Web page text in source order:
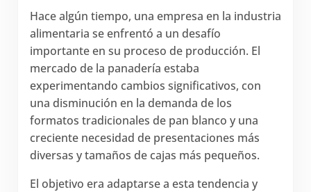
Hace algún tiempo, una empresa en la industria
alimentaria se enfrentó a un desafío
importante en su proceso de producción. El
mercado de la panadería estaba
experimentando cambios significativos, con
una disminución en la demanda de los
formatos tradicionales de pan blanco y una
creciente necesidad de presentaciones más
diversas y tamaños de cajas más pequeños.
El objetivo era adaptarse a esta tendencia y